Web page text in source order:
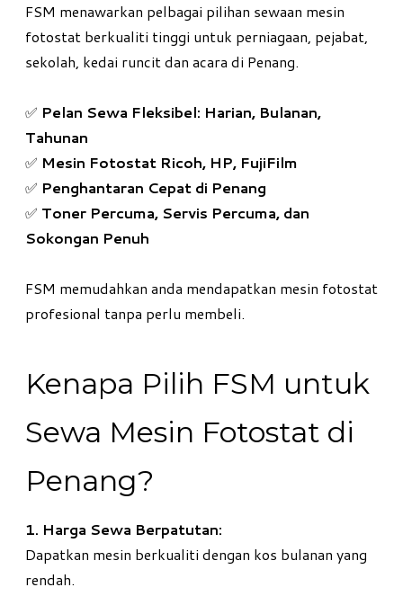
FSM menawarkan pelbagai pilihan sewaan mesin
fotostat berkualiti tinggi untuk perniagaan, pejabat,
sekolah, kedai runcit dan acara di Penang.
✅ Pelan Sewa Fleksibel: Harian, Bulanan,
Tahunan
✅ Mesin Fotostat Ricoh, HP, FujiFilm
✅ Penghantaran Cepat di Penang
✅ Toner Percuma, Servis Percuma, dan
Sokongan Penuh
FSM memudahkan anda mendapatkan mesin fotostat
profesional tanpa perlu membeli.
Kenapa Pilih FSM untuk
Sewa Mesin Fotostat di
Penang?
1. Harga Sewa Berpatutan:
Dapatkan mesin berkualiti dengan kos bulanan yang
rendah.